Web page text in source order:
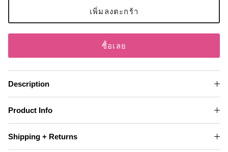
เพิ่มลงตะกร้า
ซื้อเลย
Description
Product Info
Shipping + Returns